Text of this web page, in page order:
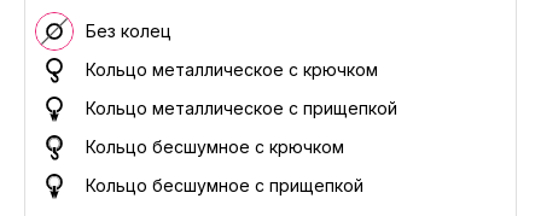
Без колец
Кольцо металлическое с крючком
Кольцо металлическое с прищепкой
Кольцо бесшумное с крючком
Кольцо бесшумное с прищепкой